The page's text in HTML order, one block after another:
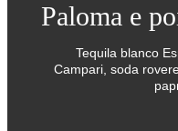
Paloma e
Tequila blanco
Campari, soda